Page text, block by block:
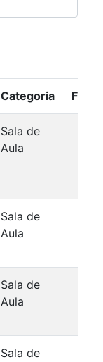
Categoria
Sala de
Aula
Sala de
Aula
Sala de
Aula
Sala de